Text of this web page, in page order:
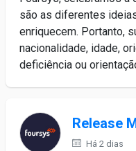
são as diferentes
enriquecem. Portanto,
nacionalidade, idade,
deficiência ou
Release
Há 2 dias